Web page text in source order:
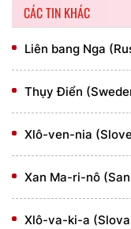
CÁC TIN KHÁC
Liên bang Nga
Thụy Điển
Xlô-ven-nia
Xan Ma-ri-nô
Xlô-va-ki-a